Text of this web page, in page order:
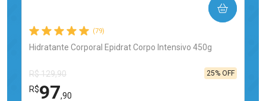
(79)
Hidratante Corporal Epidrat Corpo Intensivo 450g
R$ 129,90
R$97,90
25% OFF
COMPRAR